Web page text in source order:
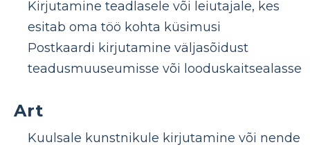
Kirjutamine teadlasele või leiutajale, kes
esitab oma töö kohta küsimusi
Postkaardi kirjutamine väljasõidust
teadusmuuseumisse või looduskaitsealasse
Art
Kuulsale kunstnikule kirjutamine või nende